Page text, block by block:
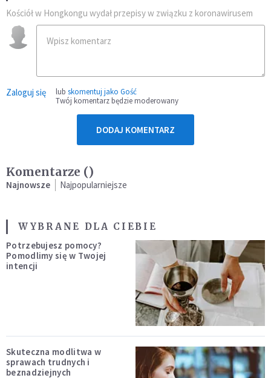
Kościół w Hongkongu wydał przepisy w związku z koronawirusem
Zaloguj się lub skomentuj jako Gość
Twój komentarz będzie moderowany
DODAJ KOMENTARZ
Komentarze ()
Najnowsze Najpopularniejsze
WYBRANE DLA CIEBIE
Potrzebujesz pomocy?
Pomodlimy się w Twojej
intencji
Skuteczna modlitwa w
sprawach trudnych i
beznadziejnych